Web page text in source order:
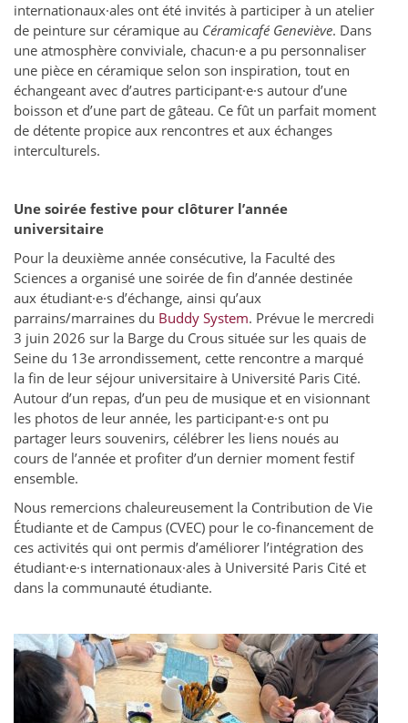
internationaux·ales ont été invités à participer à un atelier
de peinture sur céramique au Céramicafé Geneviève. Dans
une atmosphère conviviale, chacun·e a pu personnaliser
une pièce en céramique selon son inspiration, tout en
échangeant avec d’autres participant·e·s autour d’une
boisson et d’une part de gâteau. Ce fût un parfait moment
de détente propice aux rencontres et aux échanges
interculturels.
Une soirée festive pour clôturer l’année
universitaire
Pour la deuxième année consécutive, la Faculté des
Sciences a organisé une soirée de fin d’année destinée
aux étudiant·e·s d’échange, ainsi qu’aux
parrains/marraines du Buddy System. Prévue le mercredi
3 juin 2026 sur la Barge du Crous située sur les quais de
Seine du 13e arrondissement, cette rencontre a marqué
la fin de leur séjour universitaire à Université Paris Cité.
Autour d’un repas, d’un peu de musique et en visionnant
les photos de leur année, les participant·e·s ont pu
partager leurs souvenirs, célébrer les liens noués au
cours de l’année et profiter d’un dernier moment festif
ensemble.
Nous remercions chaleureusement la Contribution de Vie
Étudiante et de Campus (CVEC) pour le co-financement de
ces activités qui ont permis d’améliorer l’intégration des
étudiant·e·s internationaux·ales à Université Paris Cité et
dans la communauté étudiante.